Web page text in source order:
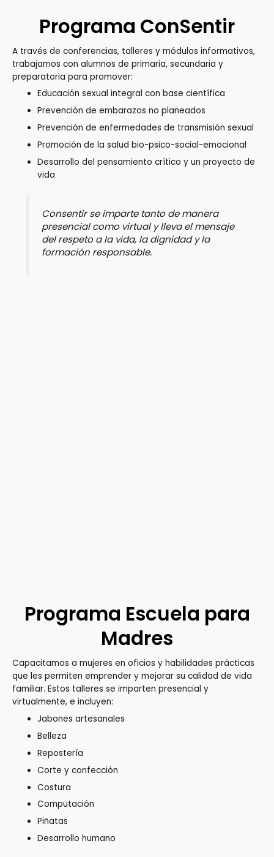
Programa ConSentir
A través de conferencias, talleres y módulos informativos,
trabajamos con alumnos de primaria, secundaria y
preparatoria para promover:
Educación sexual integral con base científica
Prevención de embarazos no planeados
Prevención de enfermedades de transmisión sexual
Promoción de la salud bio-psico-social-emocional
Desarrollo del pensamiento crítico y un proyecto de
vida
Consentirse imparte tanto de manera
presencial como virtual y lleva el mensaje
del respeto a la vida, la dignidad y la
formación responsable.
Programa Escuela para
Madres
Capacitamos a mujeres en oficios y habilidades prácticas
que les permiten emprender y mejorar su calidad de vida
familiar. Estos talleres se imparten presencial y
virtualmente, e incluyen:
Jabones artesanales
Belleza
Repostería
Corte y confección
Costura
Computación
Piñatas
Desarrollo humano